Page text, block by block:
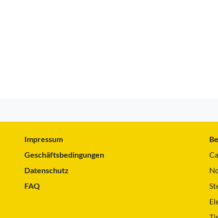
Impressum
Geschäftsbedingungen
Datenschutz
FAQ